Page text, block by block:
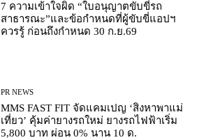
7 ความเข้าใจผิด “ใบอนุญาตขับขี่รถ
สาธารณะ”และข้อกำหนดที่ผู้ขับขี่แอปฯ
ควรรู้ ก่อนถึงกำหนด 30 ก.ย.69
PR NEWS
MMS FAST FIT จัดแคมเปญ ‘สิงหาพาแม่
เที่ยว’ คุ้มค่ายางรถใหม่ ยางรถไฟฟ้าเริ่ม
5,800 บาท ผ่อน 0% นาน 10 ด.